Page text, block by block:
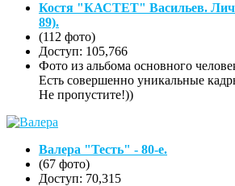
Костя "КАСТЕТ" Васильев.
89).
(112 фото)
Доступ: 105,766
Фото из альбома основного
Есть совершенно уникальные
Не пропустите!))
Валера "Тесть" - 80-е.
(67 фото)
Доступ: 70,315